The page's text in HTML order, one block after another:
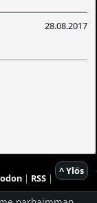
28.08.2017
^ Ylös
| RSS|